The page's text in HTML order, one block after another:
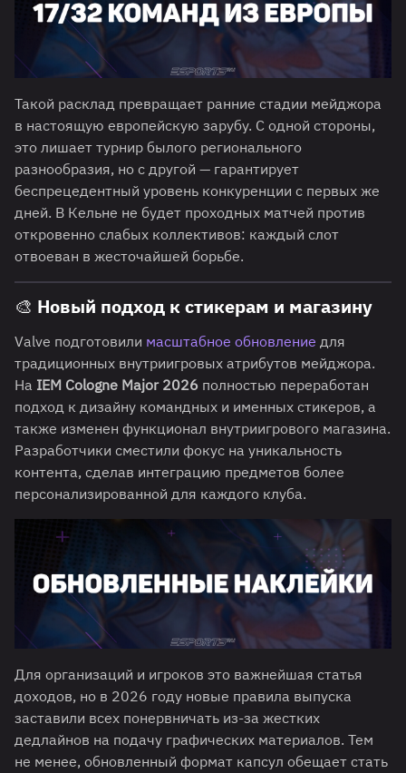
Такой расклад превращает ранние стадии мейджора
в настоящую европейскую зарубу. С одной стороны,
это лишает турнир былого регионального
разнообразия, но с другой — гарантирует
беспрецедентный уровень конкуренции с первых же
дней. В Кельне не будет проходных матчей против
откровенно слабых коллективов: каждый слот
отвоеван в жесточайшей борьбе.
🎨 Новый подход к стикерам и магазину
Valve подготовили масштабное обновление для
традиционных внутриигровых атрибутов мейджора.
На IEM Cologne Major 2026 полностью переработан
подход к дизайну командных и именных стикеров, а
также изменен функционал внутриигрового магазина.
Разработчики сместили фокус на уникальность
контента, сделав интеграцию предметов более
персонализированной для каждого клуба.
Для организаций и игроков это важнейшая статья
доходов, но в 2026 году новые правила выпуска
заставили всех понервничать из-за жестких
дедлайнов на подачу графических материалов. Тем
не менее, обновленный формат капсул обещает стать